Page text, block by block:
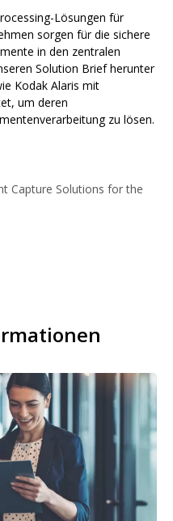
Lösungen für
sorgen für die sichere
in den zentralen
Solution Brief herunter
Kodak Alaris mit
um deren
zu lösen.
Capture Solutions for the